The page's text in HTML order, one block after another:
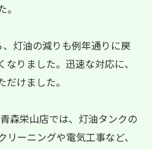
灯油の減りも例年通りに戻
りました。迅速な対応に、
けました。
森栄山店では、灯油タンクの
リーニングや電気工事など、